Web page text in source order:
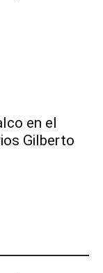
en el
Gilberto